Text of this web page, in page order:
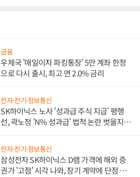
금융
우체국 '매일이자 파킹통장' 5만 계좌 한정
으로 다시 출시, 최고 연 2.0% 금리
전자·전기·정보통신
SK하이닉스 노사 '성과급 주식 지급' 평행
선, 곽노정 'N% 성과급' 법적 논란 벗을지 주
전자·전기·정보통신
삼성전자 SK하이닉스 D램 가격에 해외 증
권가 '고점' 시각 나와, 장기 계약에 단점 부